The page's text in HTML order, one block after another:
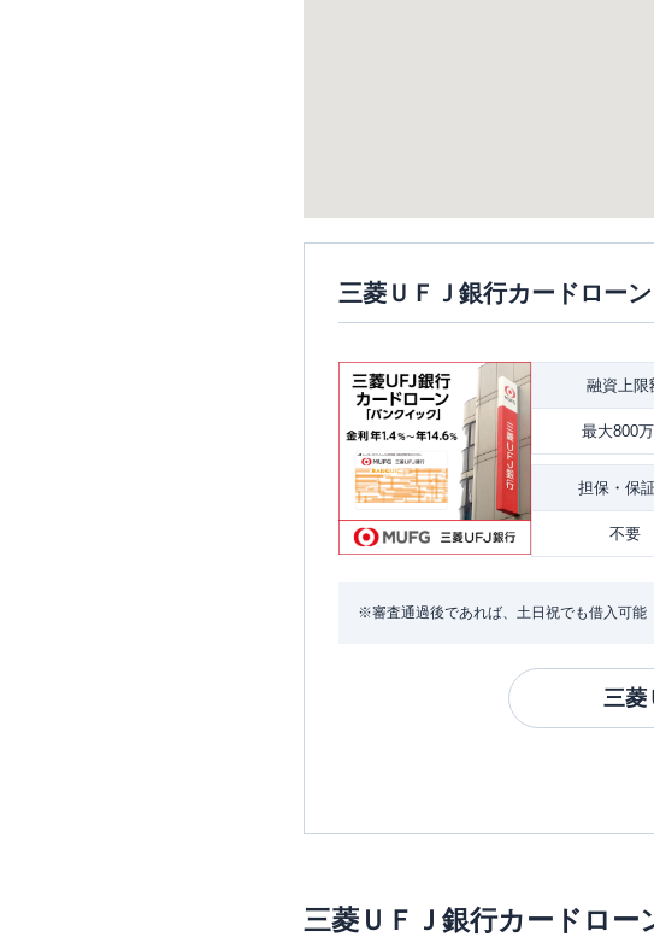
三菱ＵＦＪ銀行カードローン
融資上限
最大800
担保・ 保
不要
※審査通過後であれば、土日祝でも借入可能
三菱
三菱ＵＦＪ銀行カードロー